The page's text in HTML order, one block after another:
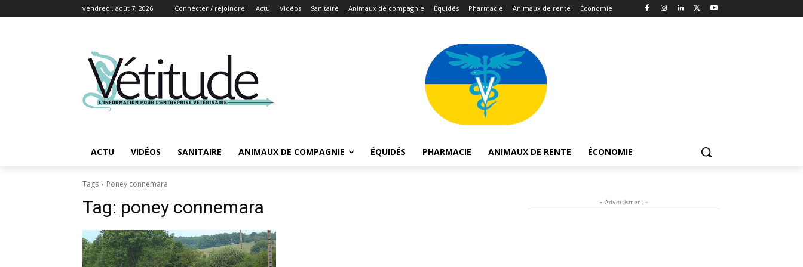
vendredi, août 7, 2026 Connecter / rejoindre Actu Vidéos Sanitaire Animaux de compagnie Équidés Pharmacie Animaux de rente Économie
ACTU VIDÉOS SANITAIRE ANIMAUX DE COMPAGNIE ÉQUIDÉS PHARMACIE ANIMAUX DE RENTE ÉCONOMIE
Tags Poney connemara
Tag: poney connemara - Advertisment -